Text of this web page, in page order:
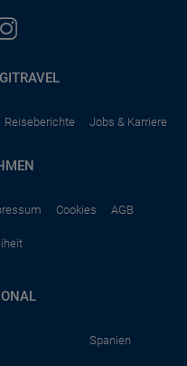
Reiseberichte Jobs & Karriere
Cookies AGB
Spanien